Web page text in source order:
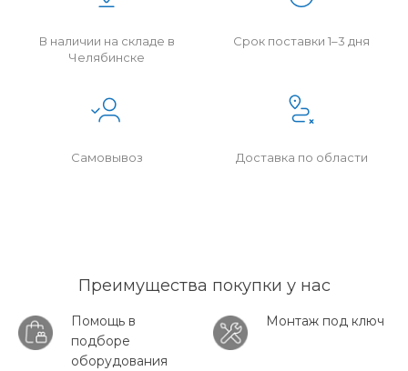
В наличии на складе в
Челябинске
Срок поставки 1–3 дня
Самовывоз Доставка по области
Преимущества покупки у нас
Помощь в
подборе
оборудования
Монтаж под ключ